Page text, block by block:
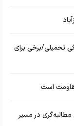
تحمیلی/برخی برای
است
در مسیر